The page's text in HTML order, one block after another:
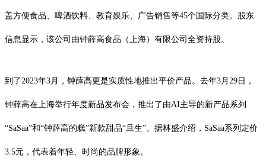
盖方便食品、啤酒饮料、教育娱乐、广告销售等45个国际分类。股东
信息显示，该公司由钟薛高食品（上海）有限公司全资持股。
到了2023年3月，钟薛高更是实质性地推出平价产品。去年3月29日，
钟薛高在上海举行年度新品发布会，推出了由AI主导的新产品系列
“SaSaa”和“钟薛高的糕”新款甜品“旦生”。据林盛介绍，SaSaa系列定价
3.5元，代表着年轻、时尚的品牌形象。